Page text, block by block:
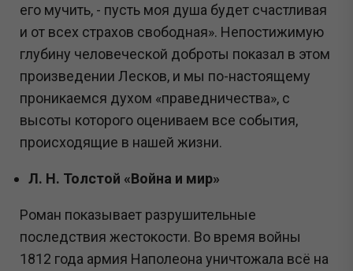
его мучить, - пусть моя душа будет счастливая
и от всех страхов свободная». Непостижимую
глубину человеческой доброты показал в этом
произведении Лесков, и мы по-настоящему
проникаемся духом «праведничества», с
высоты которого оцениваем все события,
происходящие в нашей жизни.
Л. Н. Толстой «Война и мир»
Роман показывает разрушительные
последствия жестокости. Во время войны
1812 года армия Наполеона уничтожала всё на